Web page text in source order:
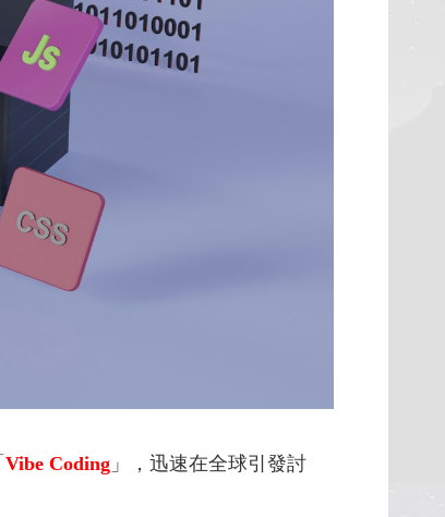
Vibe Coding 」，迅速在全球引發討